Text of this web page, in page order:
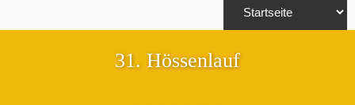
31. Hössenlauf